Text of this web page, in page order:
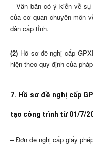
– Văn bản có ý kiến về
của cơ quan chuyên môn
dân cấp tỉnh.
(2) Hồ sơ đề nghị cấp
hiện theo quy định của
7. Hồ sơ đề nghị cấp
tạo công trình từ 01/7/
– Đơn đề nghị cấp giấy